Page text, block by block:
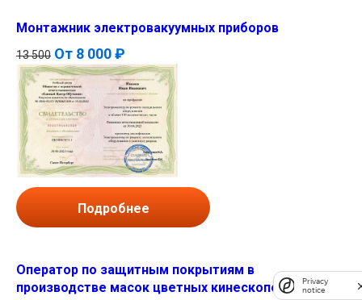
Монтажник электровакуумных приборов
13 500 От 8 000 ₽
Подробнее
Оператор по защитным покрытиям в
производстве масок цветных кинескопов
Privacy
notice